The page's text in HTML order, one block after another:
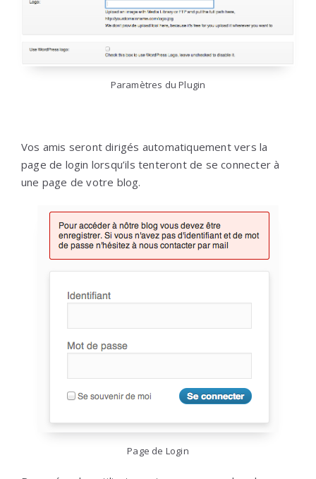
Paramètres du Plugin
Vos amis seront dirigés automatiquement vers la
page de login lorsqu’ils tenteront de se connecter à
une page de votre blog.
Page de Login